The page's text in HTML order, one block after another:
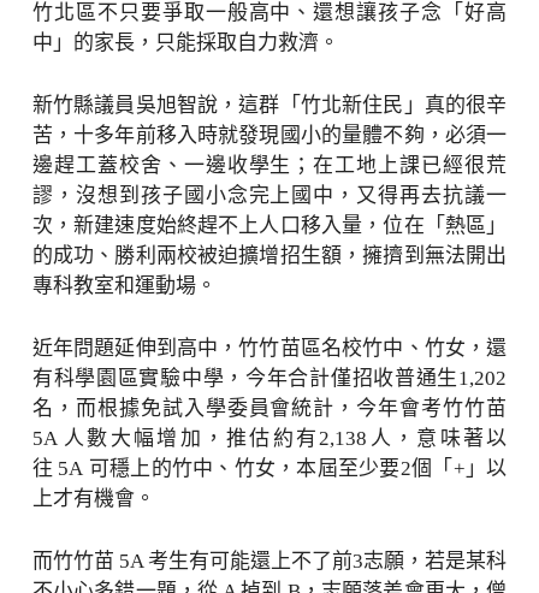
竹北區不只要爭取一般高中、還想讓孩子念「好高
中」的家長，只能採取自力救濟。
新竹縣議員吳旭智說，這群「竹北新住民」真的很辛
苦，十多年前移入時就發現國小的量體不夠，必須一
邊趕工蓋校舍、一邊收學生；在工地上課已經很荒
謬，沒想到孩子國小念完上國中，又得再去抗議一
次，新建速度始終趕不上人口移入量，位在「熱區」
的成功、勝利兩校被迫擴增招生額，擁擠到無法開出
專科教室和運動場。
近年問題延伸到高中，竹竹苗區名校竹中、竹女，還
有科學園區實驗中學，今年合計僅招收普通生1,202
名，而根據免試入學委員會統計，今年會考竹竹苗
5A 人數大幅增加，推估約有2,138人，意味著以
往 5A 可穩上的竹中、竹女，本屆至少要2個「+」以
上才有機會。
而竹竹苗 5A 考生有可能還上不了前3志願，若是某科